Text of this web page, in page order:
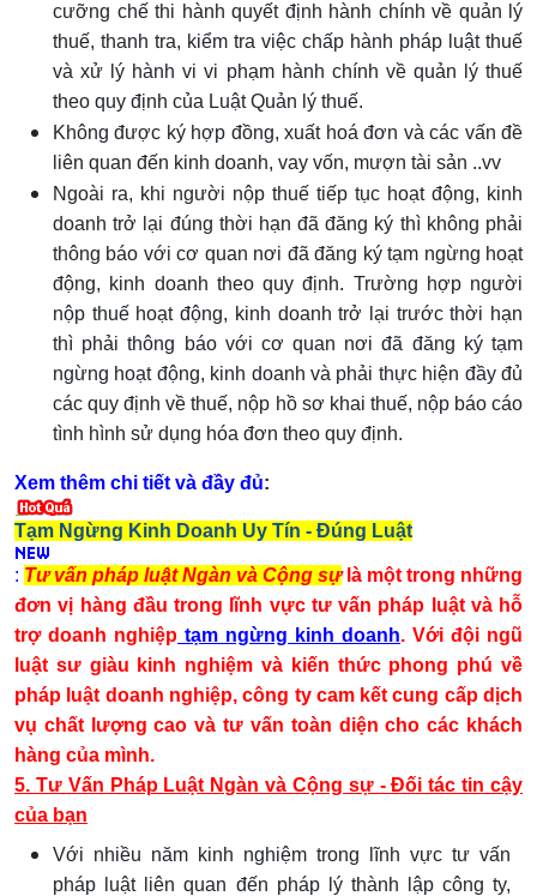
cưỡng chế thi hành quyết định hành chính về quản lý
thuế, thanh tra, kiểm tra việc chấp hành pháp luật thuế
và xử lý hành vi vi phạm hành chính về quản lý thuế
theo quy định của Luật Quản lý thuế.
Không được ký hợp đồng, xuất hoá đơn và các vấn đề
liên quan đến kinh doanh, vay vốn, mượn tài sản ..vv
Ngoài ra, khi người nộp thuế tiếp tục hoạt động, kinh
doanh trở lại đúng thời hạn đã đăng ký thì không phải
thông báo với cơ quan nơi đã đăng ký tạm ngừng hoạt
động, kinh doanh theo quy định. Trường hợp người
nộp thuế hoạt động, kinh doanh trở lại trước thời hạn
thì phải thông báo với cơ quan nơi đã đăng ký tạm
ngừng hoạt động, kinh doanh và phải thực hiện đầy đủ
các quy định về thuế, nộp hồ sơ khai thuế, nộp báo cáo
tình hình sử dụng hóa đơn theo quy định.
Xem thêm chi tiết và đầy đủ:
Tạm Ngừng Kinh Doanh Uy Tín - Đúng Luật
: Tư vấn pháp luật Ngàn và Cộng sựlà một trong những
đơn vị hàng đầu trong lĩnh vực tư vấn pháp luật và hỗ
trợ doanh nghiệp tạm ngừng kinh doanh. Với đội ngũ
luật sư giàu kinh nghiệm và kiến thức phong phú về
pháp luật doanh nghiệp, công ty cam kết cung cấp dịch
vụ chất lượng cao và tư vấn toàn diện cho các khách
hàng của mình.
5. Tư Vấn Pháp Luật Ngàn và Cộng sự - Đối tác tin cậy
của bạn
Với nhiều năm kinh nghiệm trong lĩnh vực tư vấn
pháp luật liên quan đến pháp lý thành lập công ty,